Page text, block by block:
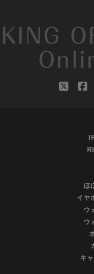
KING
twitter
ほ
イヤ
ウ
ウ
キ